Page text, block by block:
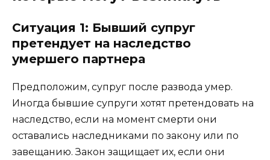
Ситуация 1: Бывший супруг
претендует на наследство
умершего партнера
Предположим, супруг после развода умер.
Иногда бывшие супруги хотят претендовать на
наследство, если на момент смерти они
оставались наследниками по закону или по
завещанию. Закон защищает их, если они